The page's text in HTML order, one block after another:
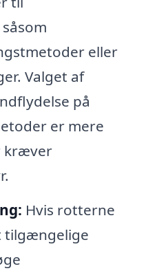
eller
Valget af
på
er mere
kræver
Hvis rotterne
tilgængelige